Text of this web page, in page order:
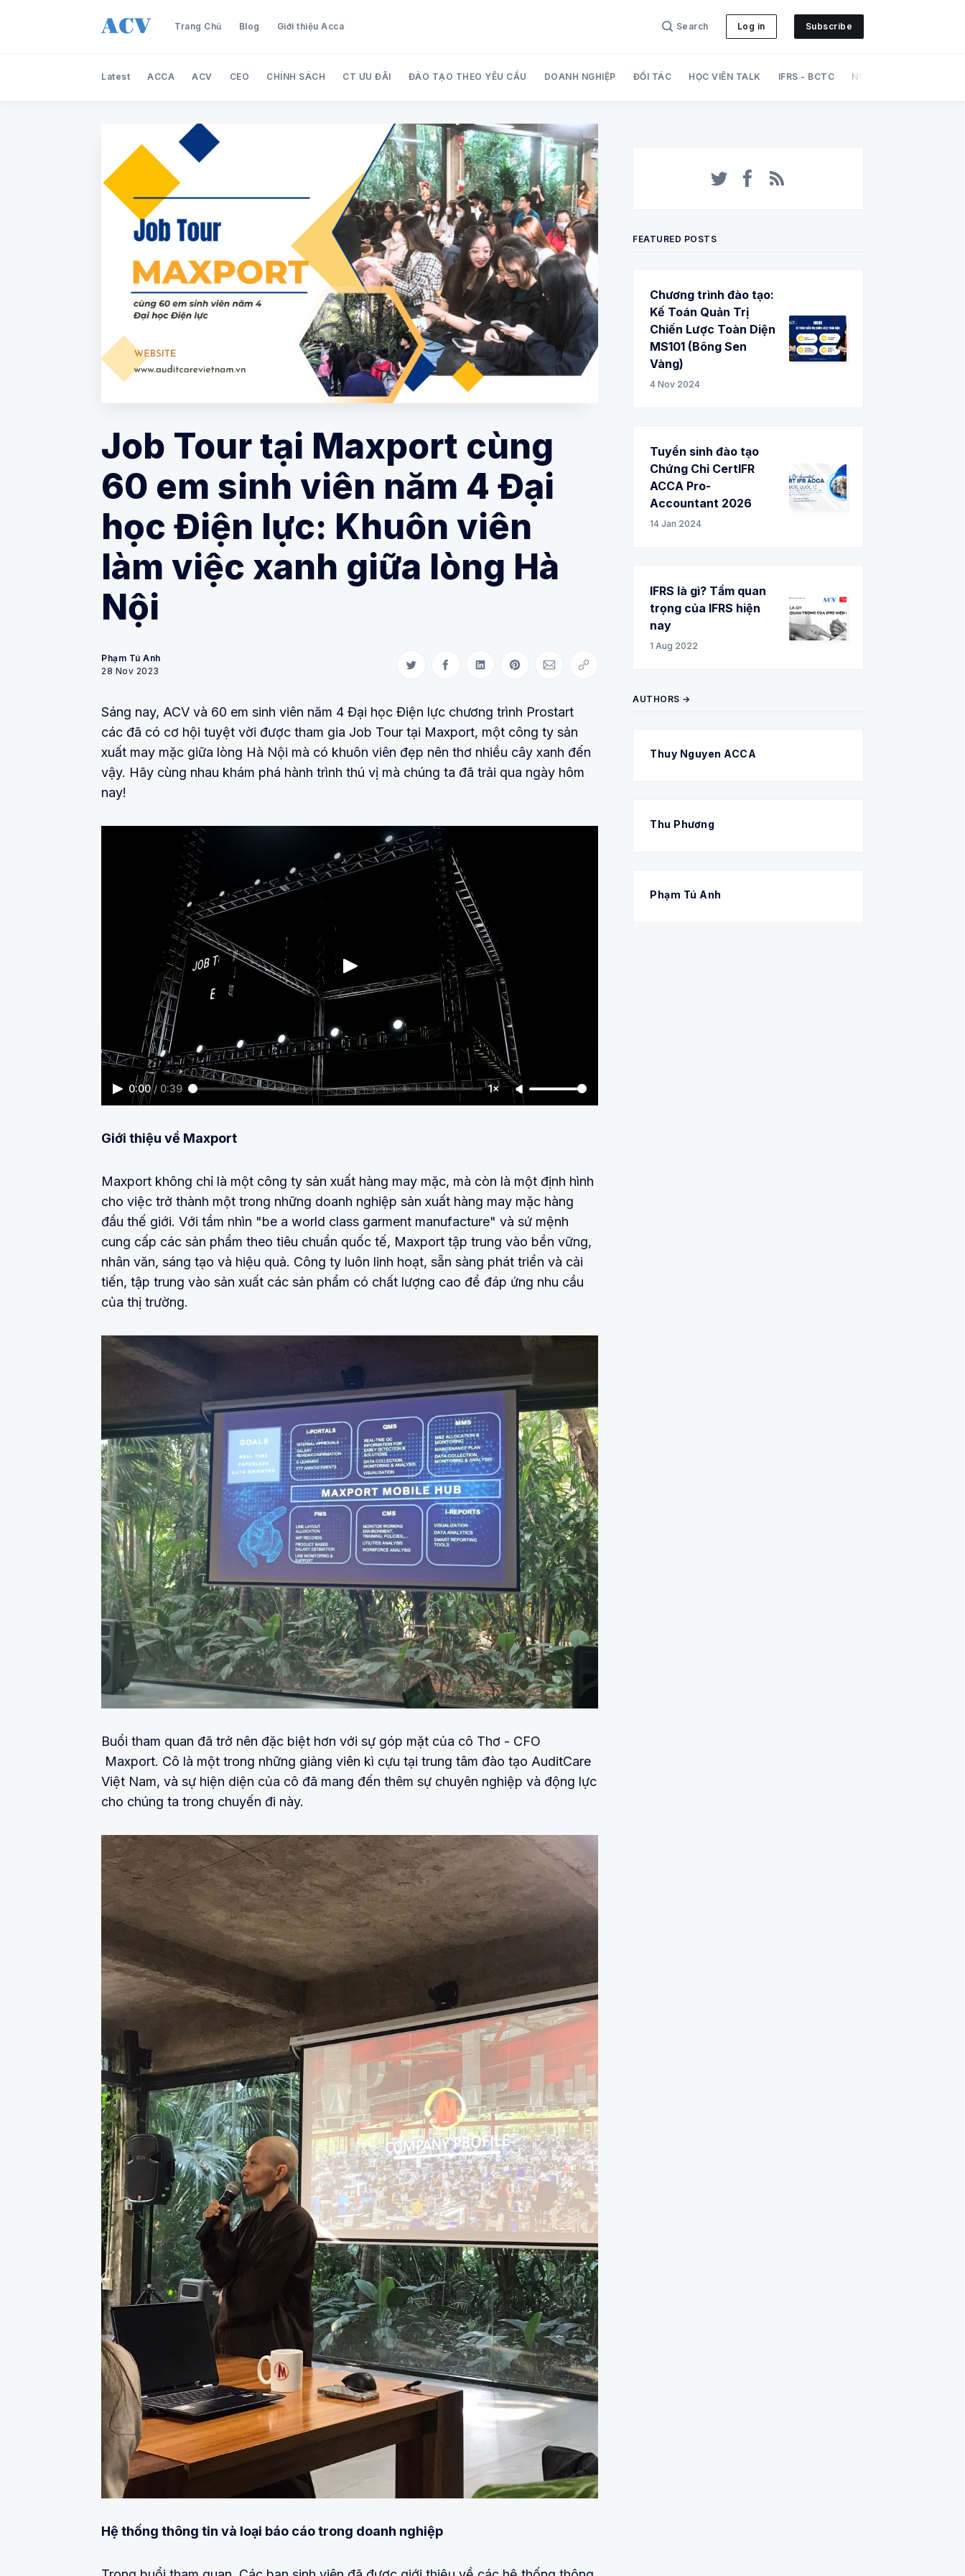
Trang Chủ Blog Giới thiệu Acca Search Log in Subscribe
Search Audit Care Việt Nam
Latest ACCA ACV CEO CHÍNH SÁCH CT ƯU ĐÃI ĐÀO TẠO THEO YÊU CẦU DOANH NGHIỆP ĐỐI TÁC HỌC VIÊN TALK IFRS - BCTC NGHIỆP VỤ
Job Tour tại Maxport cùng
60 em sinh viên năm 4 Đại
học Điện lực: Khuôn viên
làm việc xanh giữa lòng Hà
Nội
Phạm Tú Anh
28 Nov 2023
Share on Twitter
Share on Facebook
Share on LinkedIn
Share on Pinterest
Share via Email
Copy link
Sáng nay, ACV và 60 em sinh viên năm 4 Đại học Điện lực chương trình Prostart
các đã có cơ hội tuyệt vời được tham gia Job Tour tại Maxport, một công ty sản
xuất may mặc giữa lòng Hà Nội mà có khuôn viên đẹp nên thơ nhiều cây xanh đến
vậy. Hãy cùng nhau khám phá hành trình thú vị mà chúng ta đã trải qua ngày hôm
nay!
0:00 / 0:39 1×
Giới thiệu về Maxport
Maxport không chỉ là một công ty sản xuất hàng may mặc, mà còn là một định hình
cho việc trở thành một trong những doanh nghiệp sản xuất hàng may mặc hàng
đầu thế giới. Với tầm nhìn "be a world class garment manufacture" và sứ mệnh
cung cấp các sản phẩm theo tiêu chuẩn quốc tế, Maxport tập trung vào bền vững,
nhân văn, sáng tạo và hiệu quả. Công ty luôn linh hoạt, sẵn sàng phát triển và cải
tiến, tập trung vào sản xuất các sản phẩm có chất lượng cao để đáp ứng nhu cầu
của thị trường.
Buổi tham quan đã trở nên đặc biệt hơn với sự góp mặt của cô Thơ - CFO
Maxport. Cô là một trong những giảng viên kì cựu tại trung tâm đào tạo AuditCare
Việt Nam, và sự hiện diện của cô đã mang đến thêm sự chuyên nghiệp và động lực
cho chúng ta trong chuyến đi này.
Hệ thống thông tin và loại báo cáo trong doanh nghiệp
FEATURED POSTS
Chương trình đào tạo:
Kế Toán Quản Trị
Chiến Lược Toàn Diện
MS101 (Bông Sen
Vàng)
4 Nov 2024
Tuyển sinh đào tạo
Chứng Chỉ CertIFR
ACCA Pro-
Accountant 2026
14 Jan 2024
IFRS là gì? Tầm quan
trọng của IFRS hiện
nay
1 Aug 2022
AUTHORS →
Thuy Nguyen ACCA
Thu Phương
Phạm Tú Anh